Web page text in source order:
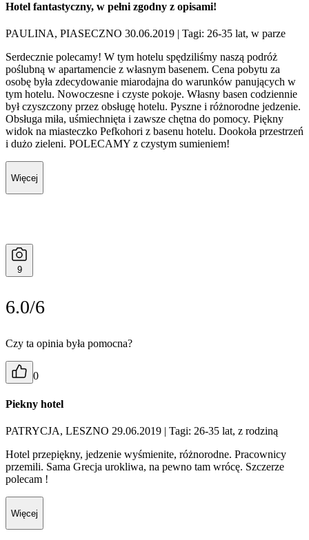
Hotel fantastyczny, w pełni zgodny z opisami!
PAULINA, PIASECZNO 30.06.2019 | Tagi: 26-35 lat, w parze
Serdecznie polecamy! W tym hotelu spędziliśmy naszą podróż
poślubną w apartamencie z własnym basenem. Cena pobytu za
osobę była zdecydowanie miarodajna do warunków panujących w
tym hotelu. Nowoczesne i czyste pokoje. Własny basen codziennie
był czyszczony przez obsługę hotelu. Pyszne i różnorodne jedzenie.
Obsługa miła, uśmiechnięta i zawsze chętna do pomocy. Piękny
widok na miasteczko Pefkohori z basenu hotelu. Dookoła przestrzeń
i dużo zieleni. POLECAMY z czystym sumieniem!
Więcej
9
6.0/6
Czy ta opinia była pomocna?
0
Piekny hotel
PATRYCJA, LESZNO 29.06.2019
| Tagi: 26-35 lat, z rodziną
Hotel przepiękny, jedzenie wyśmienite, różnorodne. Pracownicy
przemili. Sama Grecja urokliwa, na pewno tam wrócę. Szczerze
polecam !
Więcej